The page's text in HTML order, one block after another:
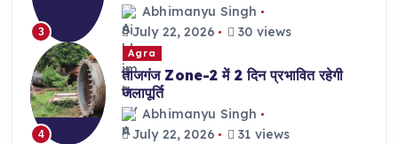
3
Abhimanyu Singh
July 22, 2026
30 views
4
Agra
ताजगंज Zone-2 में 2 दिन प्रभावित रहेगी
जलापूर्ति
Abhimanyu Singh
July 22, 2026
31 views